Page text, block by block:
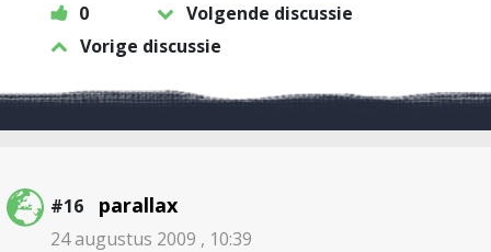
0
Volgende discussie
Vorige discussie
#16 parallax
24 augustus 2009 , 10:39